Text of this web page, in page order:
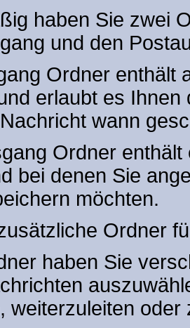
haben Sie zwei
und den
Ordner enthält
erlaubt es
wann
Ordner
bei denen Sie
möchten.
Ordner
haben Sie
weiterzuleiten oder